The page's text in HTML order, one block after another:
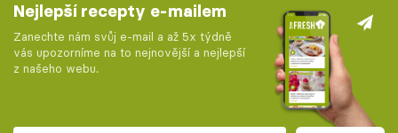
Nejlepší recepty e-mailem
Zanechte nám svůj e-mail a až 5x týdně
vás upozorníme na to nejnovější a nejlepší
z našeho webu.